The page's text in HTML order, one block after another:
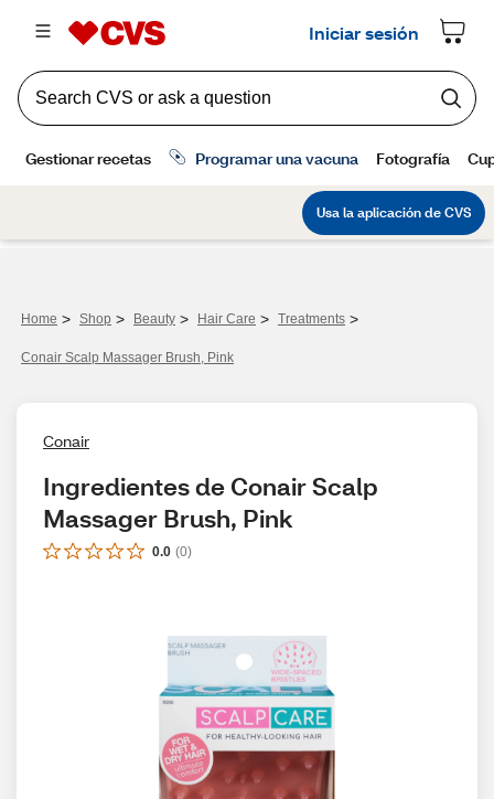
Home > Shop > Beauty > Hair Care > Treatments >
Conair Scalp Massager Brush, Pink
Conair
Ingredientes de Conair Scalp
Massager Brush, Pink
0.0 (0)